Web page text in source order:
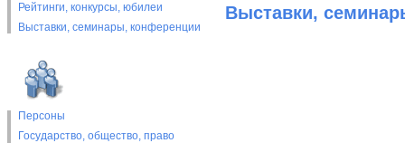
Рейтинги, конкурсы, юбилеи
Выставки, cеминары, конференции
Персоны
Государство, общество, право
Выставки,